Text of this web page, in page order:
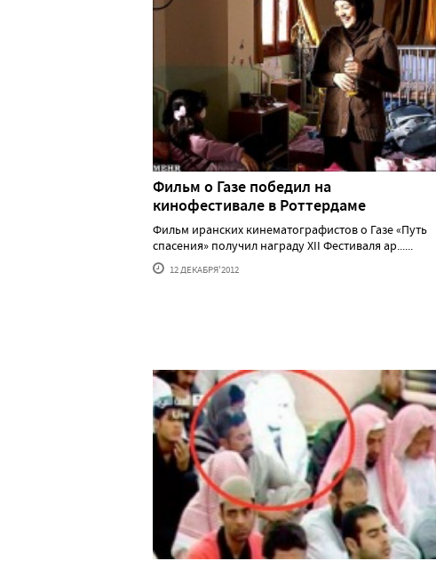
Фильм о Газе победил на
кинофестивале в Роттердаме
Фильм иранских кинематографистов о Газе «Путь
спасения» получил награду XII Фестиваля ар......
12 ДЕКАБРЯ'2012